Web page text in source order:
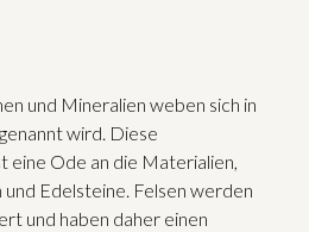
und Mineralien weben sich in
wird. Diese
Ode an die Materialien,
Edelsteine. Felsen werden
und haben daher einen